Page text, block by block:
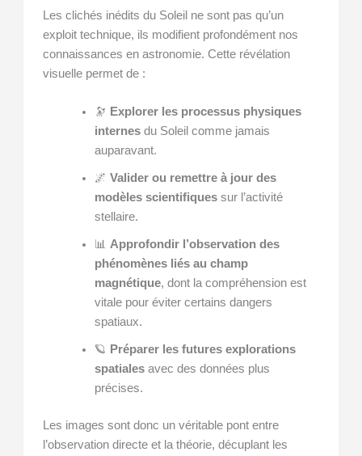
Les clichés inédits du Soleil ne sont pas qu’un
exploit technique, ils modifient profondément nos
connaissances en astronomie. Cette révélation
visuelle permet de :
🔭 Explorer les processus physiques
internesdu Soleil comme jamais
auparavant.
🌌 Valider ou remettre à jour des
modèles scientifiquessur l’activité
stellaire.
📊 Approfondir l’observation des
phénomènes liés au champ
magnétique, dont la compréhension est
vitale pour éviter certains dangers
spatiaux.
🪐 Préparer les futures explorations
spatialesavec des données plus
précises.
Les images sont donc un véritable pont entre
l’observation directe et la théorie, décuplant les